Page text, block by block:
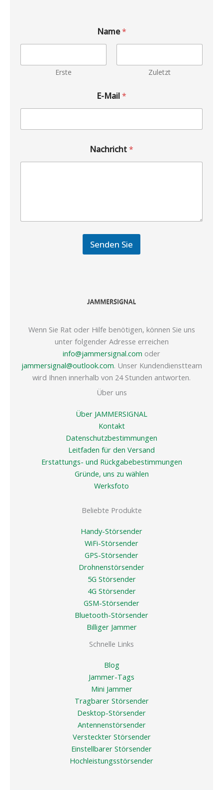
Name*
Erste Zuletzt
E-Mail*
Nachricht*
Senden Sie
Wenn Sie Rat oder Hilfe benötigen, können Sie uns
unter folgender Adresse erreichen
info@jammersignal.com oder
jammersignal@outlook.com. Unser Kundendienstteam
wird Ihnen innerhalb von 24 Stunden antworten.
Über uns
Über JAMMERSIGNAL
Kontakt
Datenschutzbestimmungen
Leitfaden für den Versand
Erstattungs- und Rückgabebestimmungen
Gründe, uns zu wählen
Werksfoto
Beliebte Produkte
Handy-Störsender
WiFi-Störsender
GPS-Störsender
Drohnenstörsender
5G Störsender
4G Störsender
GSM-Störsender
Bluetooth-Störsender
Billiger Jammer
Schnelle Links
Blog
Jammer-Tags
Mini Jammer
Tragbarer Störsender
Desktop-Störsender
Antennenstörsender
Versteckter Störsender
Einstellbarer Störsender
Hochleistungsstörsender